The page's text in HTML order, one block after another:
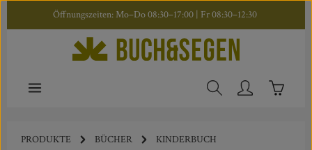
Zum Hauptinhalt springen
Öffnungszeiten: Mo–Do 08:30–17:00 | Fr 08:30–12:30
PRODUKTE BÜCHER KINDERBUCH